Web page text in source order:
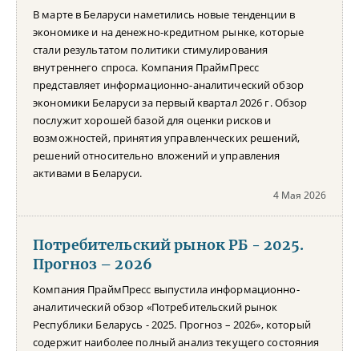
В марте в Беларуси наметились новые тенденции в
экономике и на денежно-кредитном рынке, которые
стали результатом политики стимулирования
внутреннего спроса. Компания ПраймПресс
представляет информационно-аналитический обзор
экономики Беларуси за первый квартал 2026 г. Обзор
послужит хорошей базой для оценки рисков и
возможностей, принятия управленческих решений,
решений относительно вложений и управления
активами в Беларуси.
4 Мая 2026
Потребительский рынок РБ - 2025.
Прогноз – 2026
Компания ПраймПресс выпустила информационно-
аналитический обзор «Потребительский рынок
Республики Беларусь - 2025. Прогноз – 2026», который
содержит наиболее полный анализ текущего состояния